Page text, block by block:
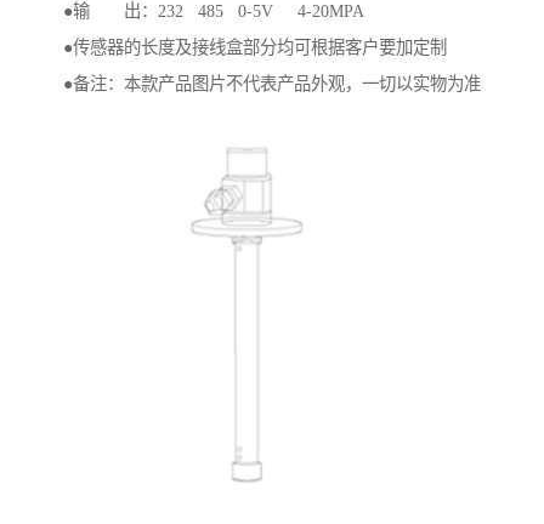
●输 出：232 485 0-5V 4-20MPA
●传感器的长度及接线盒部分均可根据客户要加定制
●备注：本款产品图片不代表产品外观，一切以实物为准